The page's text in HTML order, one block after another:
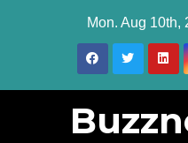
Mon. Aug 10th,